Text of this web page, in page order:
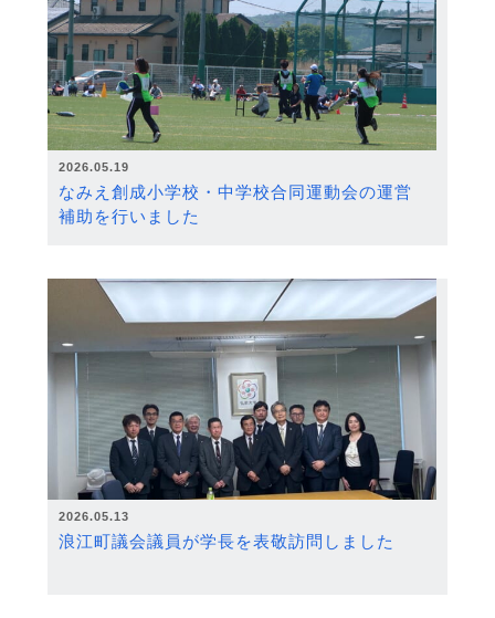
2026.05.19
なみえ創成小学校・中学校合同運動会の運営
補助を行いました
2026.05.13
浪江町議会議員が学長を表敬訪問しました